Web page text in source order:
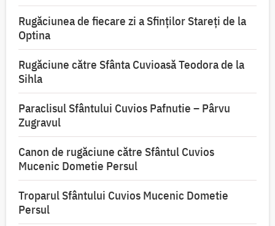
Rugăciunea de fiecare zi a Sfinților Stareți de la
Optina
Rugăciune către Sfânta Cuvioasă Teodora de la
Sihla
Paraclisul Sfântului Cuvios Pafnutie – Pârvu
Zugravul
Canon de rugăciune către Sfântul Cuvios
Mucenic Dometie Persul
Troparul Sfântului Cuvios Mucenic Dometie
Persul